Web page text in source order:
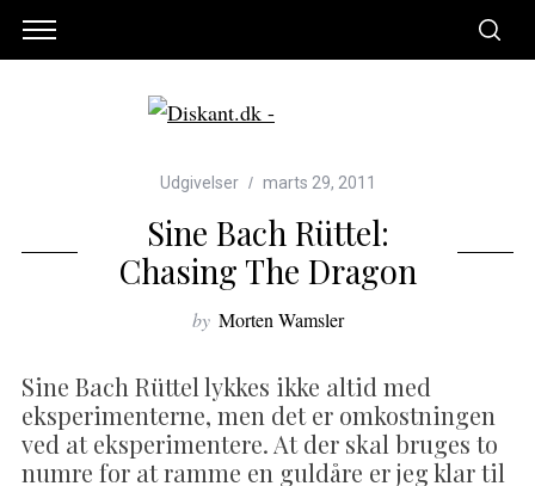
Udgivelser marts 29, 2011
Sine Bach Rüttel:
Chasing The Dragon
by Morten Wamsler
Sine Bach Rüttel lykkes ikke altid med
eksperimenterne, men det er omkostningen
ved at eksperimentere. At der skal bruges to
numre for at ramme en guldåre er jeg klar til